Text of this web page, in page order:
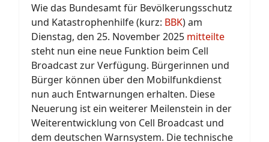
Wie das Bundesamt für Bevölkerungsschutz
und Katastrophenhilfe (kurz: BBK) am
Dienstag, den 25. November 2025 mitteilte
steht nun eine neue Funktion beim Cell
Broadcast zur Verfügung. Bürgerinnen und
Bürger können über den Mobilfunkdienst
nun auch Entwarnungen erhalten. Diese
Neuerung ist ein weiterer Meilenstein in der
Weiterentwicklung von Cell Broadcast und
dem deutschen Warnsystem. Die technische